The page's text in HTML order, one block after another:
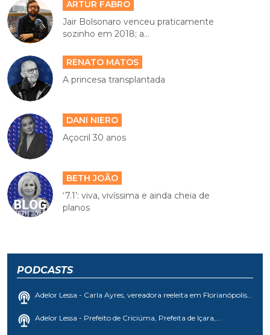
ARTUR FABRO
Jair Bolsonaro venceu praticamente
sozinho em 2018; a...
RENATO MATOS
A princesa transplantada
DANI NIERO
Açocril 30 anos
BETH JOÃO
‘7.1’: viva, vivíssima e ainda cheia de
planos
PODCASTS
Adelor Lessa - Carla Ayres, vereadora reeleita em Florianópolis...
Adelor Lessa - Prefeito de Criciúma, Prefeita de Içara,...